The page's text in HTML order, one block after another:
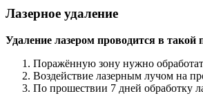
Лазерное удаление
Удаление лазером проводится в такой
Поражённую зону нужно
Воздействие лазерным лучом на
По прошествии 7 дней обработку